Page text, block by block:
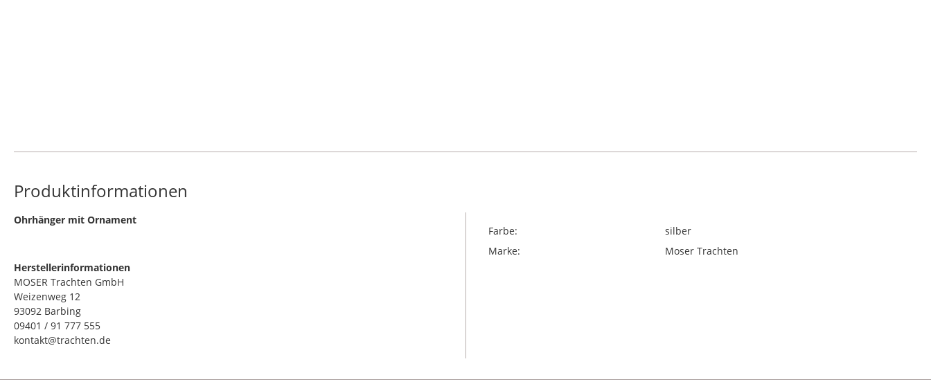
Produktinformationen
​Ohrhänger mit Ornament
Herstellerinformationen
MOSER Trachten GmbH
Weizenweg 12
93092 Barbing
09401 / 91 777 555
kontakt@trachten.de
Farbe:
silber
Marke:
Moser Trachten